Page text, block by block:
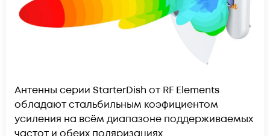
Антенны серии StarterDish от RF Elements
обладают стальбильным коэфициентом
усиления на всём диапазоне поддерживаемых
частот и обеих поляризациях.